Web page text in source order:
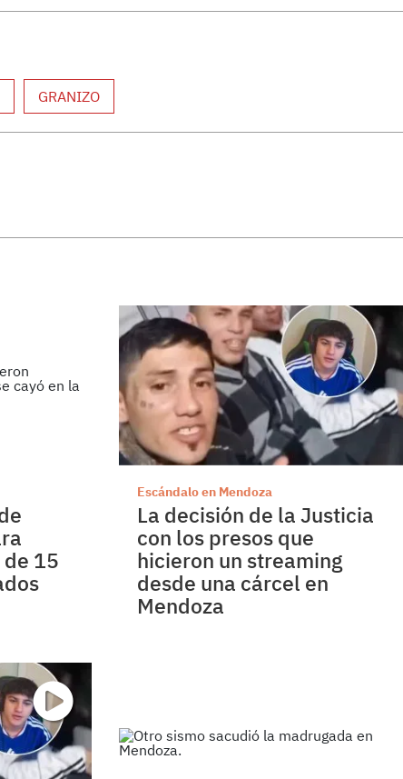
GRANIZO
15
Escándalo en Mendoza
La decisión de la Justicia
con los presos que
hicieron un streaming
desde una cárcel en
Mendoza